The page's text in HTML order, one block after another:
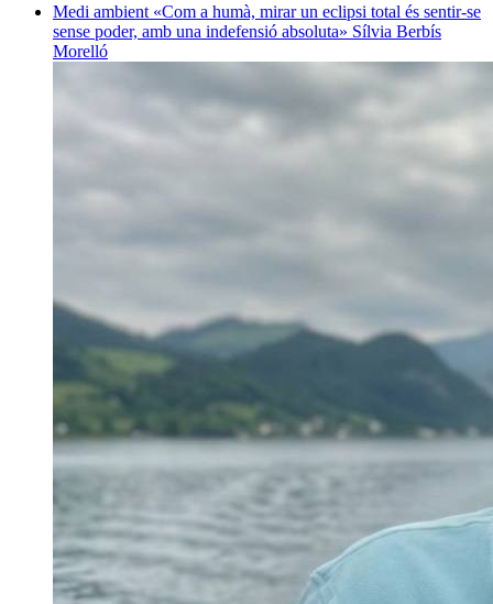
Medi ambient «Com a humà, mirar un eclipsi total és sentir-se
sense poder, amb una indefensió absoluta» Sílvia Berbís
Morelló